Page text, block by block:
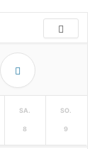
SA.
8
SO.
9